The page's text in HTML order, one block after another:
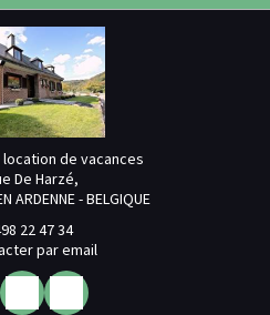
location de vacances
De Harzé,
ARDENNE - BELGIQUE
22 47 34
par email